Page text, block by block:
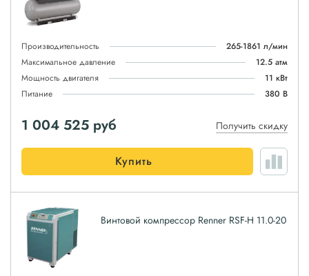
Производительность
265-1861 л/мин
Максимальное давление
12.5 атм
Мощность двигателя
11 кВт
Питание
380 В
1 004 525 руб Получить скидку
Купить
Винтовой компрессор Renner RSF-H 11.0-20